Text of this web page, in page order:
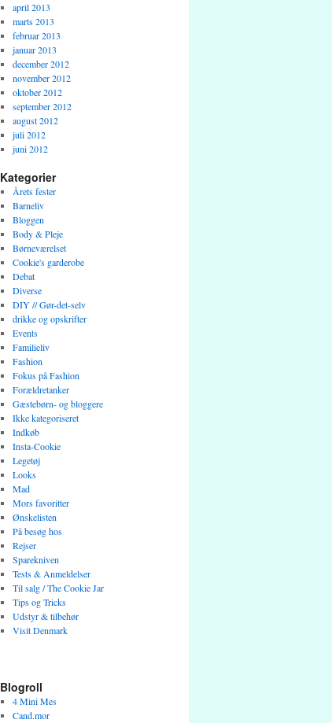
april 2013
marts 2013
februar 2013
januar 2013
december 2012
november 2012
oktober 2012
september 2012
august 2012
juli 2012
juni 2012
Kategorier
Årets fester
Barneliv
Bloggen
Body & Pleje
Børneværelset
Cookie's garderobe
Debat
Diverse
DIY // Gør-det-selv
drikke og opskrifter
Events
Familieliv
Fashion
Fokus på Fashion
Forældretanker
Gæstebørn- og bloggere
Ikke kategoriseret
Indkøb
Insta-Cookie
Legetøj
Looks
Mad
Mors favoritter
Ønskelisten
På besøg hos
Rejser
Sparekniven
Tests & Anmeldelser
Til salg / The Cookie Jar
Tips og Tricks
Udstyr & tilbehør
Visit Denmark
Blogroll
4 Mini Mes
Cand.mor